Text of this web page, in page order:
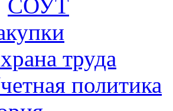
СОУТ
труда
политика